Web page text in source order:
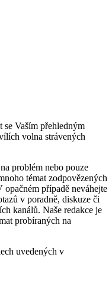
se Vaším přehledným
volna strávených
problém nebo pouze
témat zodpovězených
případě neváhejte
v poradně, diskuze či
kanálů. Naše redakce je
probíraných na
uvedených v